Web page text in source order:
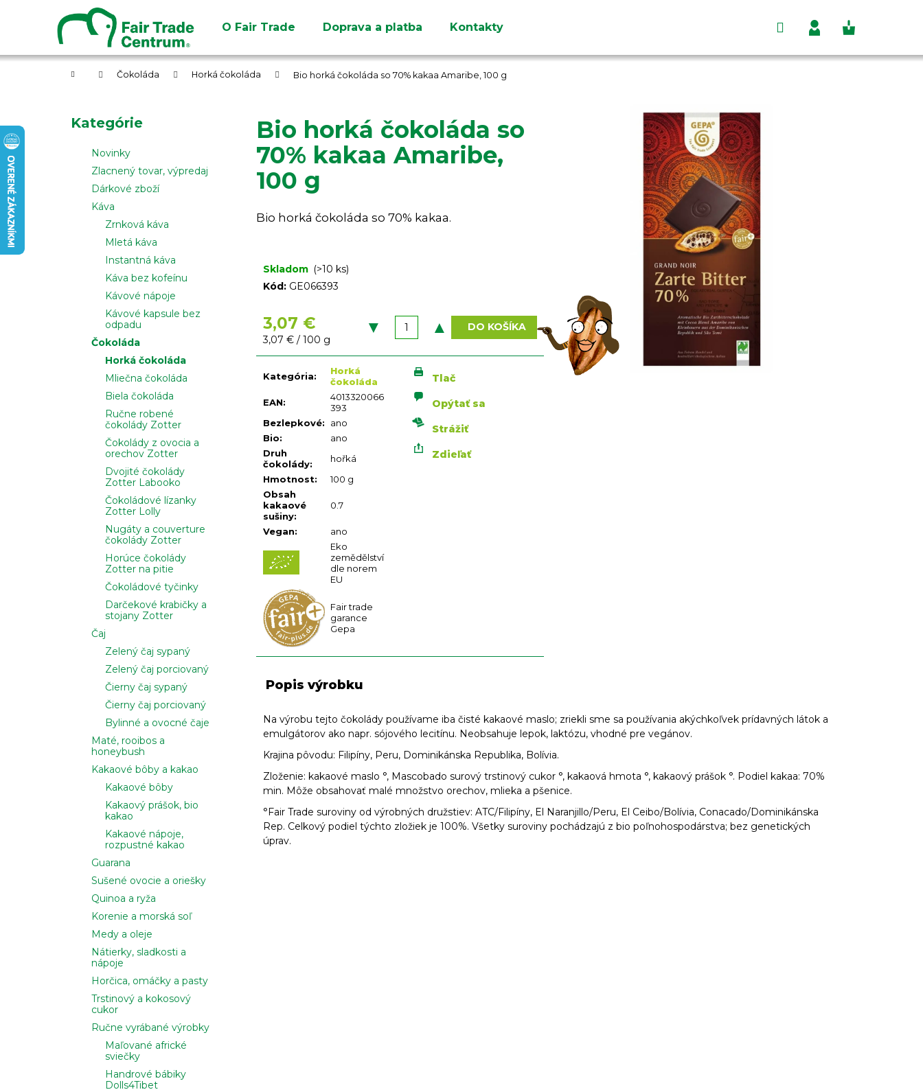
O Fair Trade Doprava a platba Kontakty
Hľadať
Prihlásenie
Nákupný
Domov Čokoláda Horká čokoláda Bio horká čokoláda so 70% kakaa Amaribe, 100 g
Preskočiť
kategórie
Kategórie
Novinky
Zlacnený tovar, výpredaj
Dárkové zboží
Káva
Zrnková káva
Mletá káva
Instantná káva
Káva bez kofeínu
Kávové nápoje
Kávové kapsule bez
odpadu
Čokoláda
Horká čokoláda
Mliečna čokoláda
Biela čokoláda
Ručne robené
čokolády Zotter
Čokolády z ovocia a
orechov Zotter
Dvojité čokolády
Zotter Labooko
Čokoládové lízanky
Zotter Lolly
Nugáty a couverture
čokolády Zotter
Horúce čokolády
Zotter na pitie
Čokoládové tyčinky
Darčekové krabičky a
stojany Zotter
Čaj
Zelený čaj sypaný
Zelený čaj porciovaný
Čierny čaj sypaný
Čierny čaj porciovaný
Bylinné a ovocné čaje
Maté, rooibos a
honeybush
Kakaové bôby a kakao
Kakaové bôby
Kakaový prášok, bio
kakao
Kakaové nápoje,
rozpustné kakao
Guarana
Sušené ovocie a oriešky
Quinoa a ryža
Korenie a morská soľ
Medy a oleje
Nátierky, sladkosti a
nápoje
Horčica, omáčky a pasty
Trstinový a kokosový
cukor
Ručne vyrábané výrobky
Maľované africké
sviečky
Handrové bábiky
Dolls4Tibet
Bio horká čokoláda so
70% kakaa Amaribe,
100 g
Bio horká čokoláda so 70% kakaa.
Skladom (>10 ks)
Kód: GE066393
3,07 €
Jednotková
cena:
3,07 € / 100 g
DO KOŠÍKA
Kategória:
Horká
čokoláda
EAN:
4013320066
393
Bezlepkové:
ano
Bio:
ano
Druh
čokolády:
hořká
Hmotnost:
100 g
Obsah
kakaové
sušiny:
0.7
Vegan:
ano
Eko
zemědělství
dle norem
EU
Fair trade
garance
Gepa
Tlač
Opýtať sa
Strážiť
Zdieľať
Popis výrobku
Na výrobu tejto čokolády používame iba čisté kakaové maslo; zriekli sme sa používania akýchkoľvek prídavných látok a
emulgátorov ako napr. sójového lecitínu. Neobsahuje lepok, laktózu, vhodné pre vegánov.
Krajina pôvodu: Filipíny, Peru, Dominikánska Republika, Bolívia.
Zloženie: kakaové maslo °, Mascobado surový trstinový cukor °, kakaová hmota °, kakaový prášok °. Podiel kakaa: 70%
min. Môže obsahovať malé množstvo orechov, mlieka a pšenice.
°Fair Trade suroviny od výrobných družstiev: ATC/Filipíny, El Naranjillo/Peru, El Ceibo/Bolívia, Conacado/Dominikánska
Rep. Celkový podiel týchto zložiek je 100%. Všetky suroviny pochádzajú z bio poľnohospodárstva; bez genetických
úprav.
í
Späť
do
Späť
do
Čo potrebujete nájsť?
HĽADAŤ